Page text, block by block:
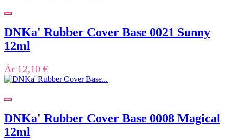
DNKa' Rubber Cover Base 0021 Sunny
12ml
Ár 12,10 €
DNKa' Rubber Cover Base 0008 Magical
12ml